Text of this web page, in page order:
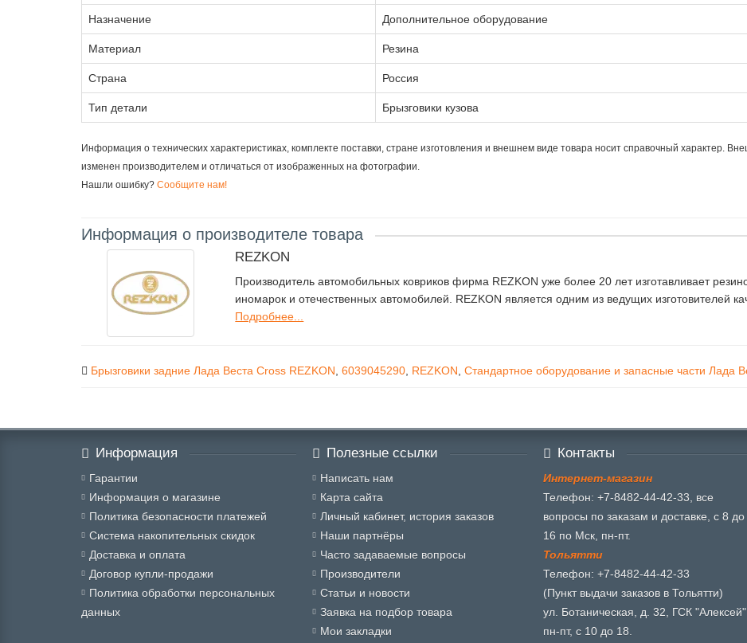
Назначение Дополнительное оборудование
Материал Резина
Страна Россия
Тип детали Брызговики кузова
Информация о технических характеристиках, комплекте поставки, стране изготовления и внешнем виде товара носит справочный характер.
изменен производителем и отличаться от изображенных на фотографии.
Нашли ошибку? Сообщите нам!
Информация о производителе товара
REZKON
Производитель автомобильных ковриков фирма REZKON уже более 20 лет изготавливает
иномарок и отечественных автомобилей. REZKON является одним из ведущих изготовителей
Подробнее...
Брызговики задние Лада Веста Cross REZKON 6039045290 REZKON Стандартное оборудование и запасные части Лада
Информация
Гарантии
Информация о магазине
Политика безопасности платежей
Система накопительных скидок
Доставка и оплата
Договор купли-продажи
Политика обработки персональных
данных
Полезные ссылки
Написать нам
Карта сайта
Личный кабинет, история заказов
Наши партнёры
Часто задаваемые вопросы
Производители
Статьи и новости
Заявка на подбор товара
Мои закладки
Контакты
Интернет-магазин
Телефон: +7-8482-44-42-33, все
вопросы по заказам и доставке, с 8 до
16 по Мск, пн-пт.
Тольятти
Телефон: +7-8482-44-42-33
(Пункт выдачи заказов в Тольятти)
ул. Ботаническая, д. 32, ГСК "Алексей",
пн-пт, с 10 до 18.